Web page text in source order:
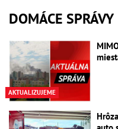
DOMÁCE SPRÁVY
AKTUALIZUJEME